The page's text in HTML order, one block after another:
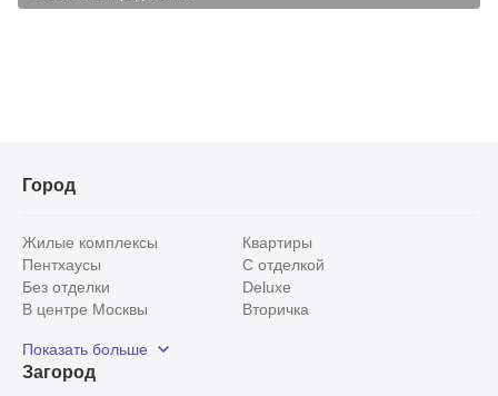
Город
Жилые комплексы
Квартиры
Пентхаусы
С отделкой
Без отделки
Deluxe
В центре Москвы
Вторичка
Рядом с парком
С панорамными окнами
Показать больше
Загород